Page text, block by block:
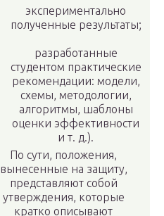
экспериментально
полученные результаты;
разработанные
студентом практические
рекомендации: модели,
схемы, методологии,
алгоритмы, шаблоны
оценки эффективности
и т. д.).
По сути, положения,
вынесенные на защиту,
представляют собой
утверждения, которые
кратко описывают